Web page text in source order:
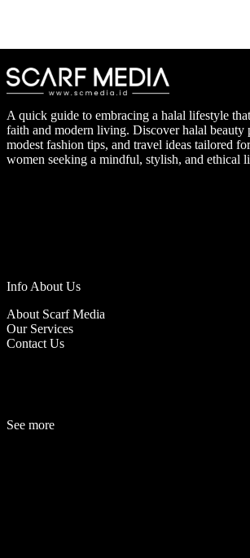
A quick guide to embracing a halal lifestyle
faith and modern living. Discover halal beauty
modest fashion tips, and travel ideas tailored
women seeking a mindful, stylish, and ethical
Info About Us
About Scarf Media
Our Services
Contact Us
See more